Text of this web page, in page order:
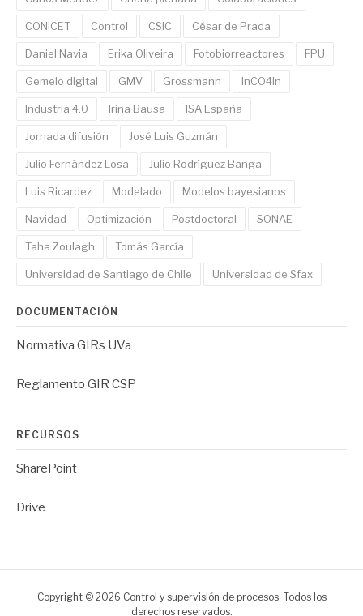
CONICET Control CSIC César de Prada
Daniel Navia Erika Oliveira Fotobiorreactores FPU
Gemelo digital GMV Grossmann InCO4In
Industria 4.0 Irina Bausa ISA España
Jornada difusión José Luis Guzmán
Julio Fernández Losa Julio Rodríguez Banga
Luis Ricardez Modelado Modelos bayesianos
Navidad Optimización Postdoctoral SONAE
Taha Zoulagh Tomás García
Universidad de Santiago de Chile Universidad de Sfax
DOCUMENTACIÓN
Normativa GIRs UVa
Reglamento GIR CSP
RECURSOS
SharePoint
Drive
Copyright © 2026 Control y supervisión de procesos. Todos los
derechos reservados.